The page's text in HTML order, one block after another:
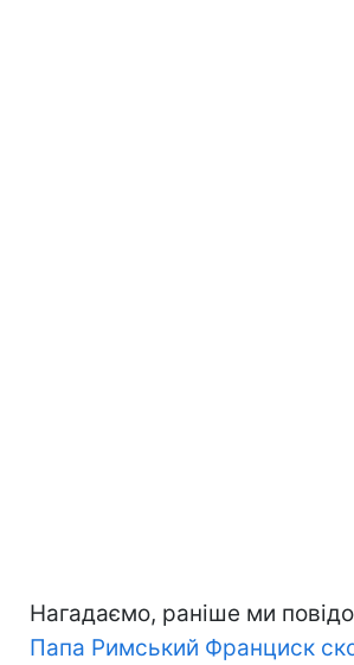
Нагадаємо, раніше ми
Папа Римський Франциск